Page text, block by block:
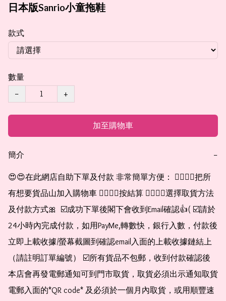
日本版Sanrio小童拖鞋
款式
數量
−
+
加至購物車
簡介 −
😍😍在此網店自助下單及付款 非常簡單方便： 👉🏻👉🏻把所
有想要貨品山加入購物車 👉🏻👉🏻按結算 👉🏻👉🏻選擇取貨方法
及付款方式🎀  ☑️成功下單後閣下會收到Email確認👍( ☑️請於
24小時內完成付款，如用PayMe,轉數快，銀行入數，付款後
立即上載收據/螢幕截圖到確認email入面的上載收據鏈結上
（請註明訂單編號） ☑️所有貨品不包郵，收到付款確認後
本店會再發電郵通知可到門市取貨，取貨必須出示通知取貨
電郵入面的*QR code* 及必須於一個月內取貨，或用順豐速